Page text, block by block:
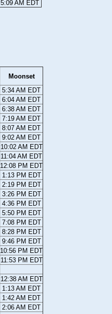
5:09 AM EDT
Moonset
5:34 AM EDT
6:04 AM EDT
6:38 AM EDT
7:19 AM EDT
8:07 AM EDT
9:02 AM EDT
10:02 AM EDT
11:04 AM EDT
12:08 PM EDT
1:13 PM EDT
2:19 PM EDT
3:26 PM EDT
4:36 PM EDT
5:50 PM EDT
7:08 PM EDT
8:28 PM EDT
9:46 PM EDT
10:56 PM EDT
11:53 PM EDT
12:38 AM EDT
1:13 AM EDT
1:42 AM EDT
2:06 AM EDT